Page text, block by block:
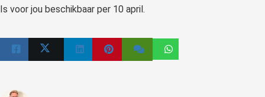
Is voor jou beschikbaar per 10 april.